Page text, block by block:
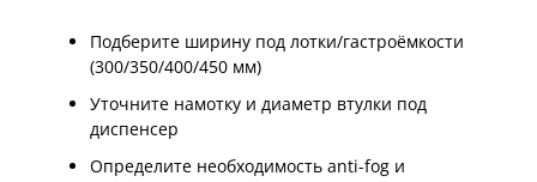
Подберите ширину под лотки/гастроёмкости
(300/350/400/450 мм)
Уточните намотку и диаметр втулки под
диспенсер
Определите необходимость anti-fog и